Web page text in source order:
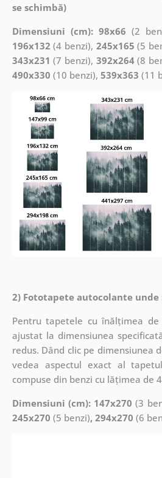
se schimbă)
Dimensiuni (cm): 98x66 (2
196x132 (4 benzi), 245x165 (5
343x231 (7 benzi), 392x264(8
490x330 (10 benzi), 539x363 (11
2) Fototapete autocolante
Pentru tapetele cu înălțimea
ajustat la dimensiunea
redus. Dând clic pe dimensiunea
vedea aspectul exact al
compuse din benzi cu lățimea de
Dimensiuni (cm): 147x270 (3
245x270 (5 benzi), 294x270 (6